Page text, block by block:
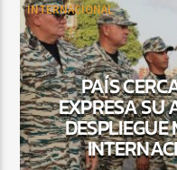
INTERNACIONAL
PAÍS
EXPRESA SU